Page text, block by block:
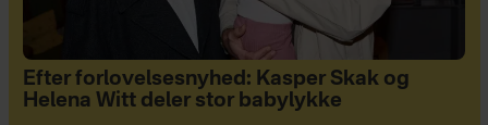
Efter forlovelsesnyhed: Kasper Skak og
Helena Witt deler stor babylykke